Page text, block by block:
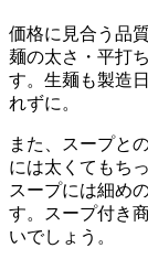
価格に見合う品
麺の太さ・平打
す。生麺も製造
れずに。
また、スープと
には太くてもち
スープには細め
す。スープ付き
いでしょう。